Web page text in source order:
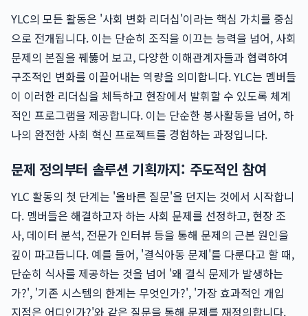
YLC의 모든 활동은 '사회 변화 리더십'이라는 핵심 가치를 중심
으로 전개됩니다. 이는 단순히 조직을 이끄는 능력을 넘어, 사회
문제의 본질을 꿰뚫어 보고, 다양한 이해관계자들과 협력하여
구조적인 변화를 이끌어내는 역량을 의미합니다. YLC는 멤버들
이 이러한 리더십을 체득하고 현장에서 발휘할 수 있도록 체계
적인 프로그램을 제공합니다. 이는 단순한 봉사활동을 넘어, 하
나의 완전한 사회 혁신 프로젝트를 경험하는 과정입니다.
문제 정의부터 솔루션 기획까지: 주도적인 참여
YLC 활동의 첫 단계는 '올바른 질문'을 던지는 것에서 시작합니
다. 멤버들은 해결하고자 하는 사회 문제를 선정하고, 현장 조
사, 데이터 분석, 전문가 인터뷰 등을 통해 문제의 근본 원인을
깊이 파고듭니다. 예를 들어, '결식아동 문제'를 다룬다고 할 때,
단순히 식사를 제공하는 것을 넘어 '왜 결식 문제가 발생하는
가?', '기존 시스템의 한계는 무엇인가?', '가장 효과적인 개입
지점은 어디인가?'와 같은 질문을 통해 문제를 재정의합니다.